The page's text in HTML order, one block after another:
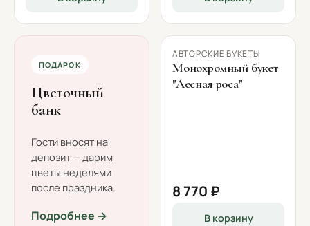
ПОДАРОК
Цветочный
банк
Гости вносят на
депозит — дарим
цветы неделями
после праздника.
Подробнее →
АВТОРСКИЕ БУКЕТЫ
Монохромный букет
"Лесная роса"
8 770 ₽
В корзину